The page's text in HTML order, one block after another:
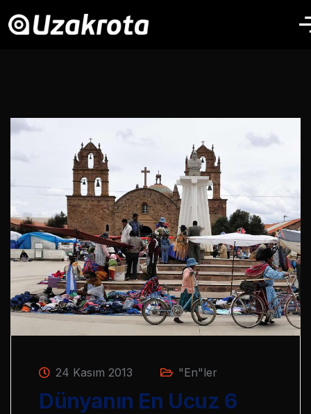
24 Kasım 2013 "En"ler
Dünyanın En Ucuz 6